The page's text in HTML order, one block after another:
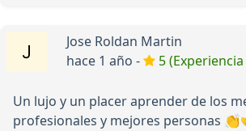
Jose Roldan Martin
hace 1 año -
5
Un lujo y un placer aprender de los
profesionales y mejores personas